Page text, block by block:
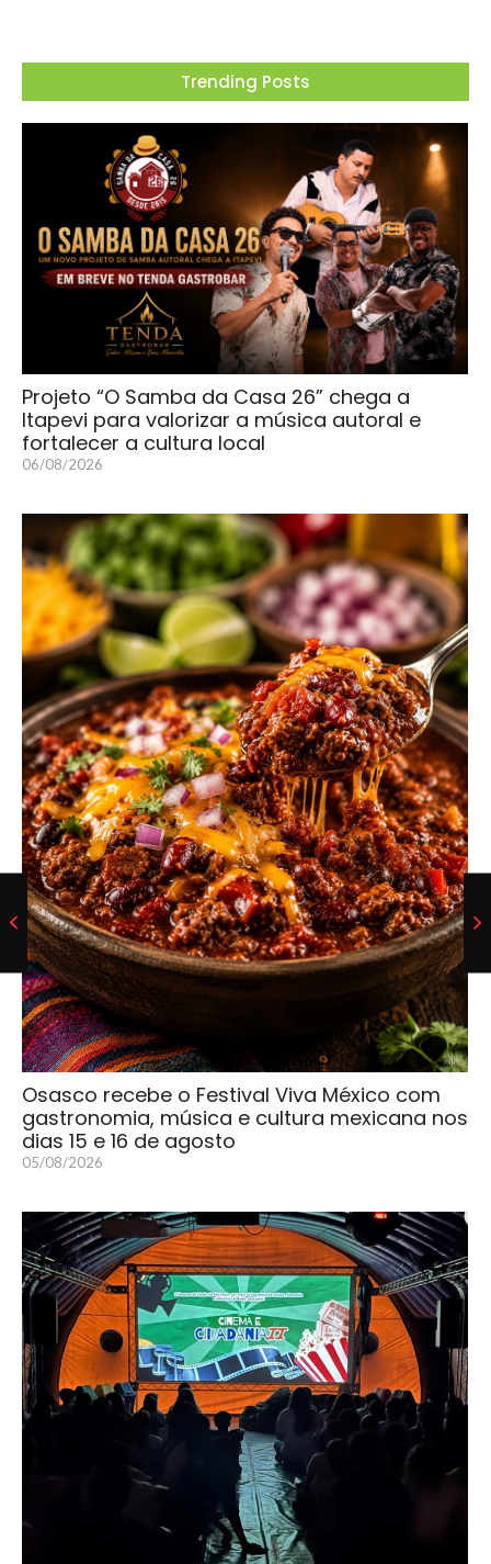
Trending Posts
Projeto “O Samba da Casa 26” chega a
Itapevi para valorizar a música autoral e
fortalecer a cultura local
06/08/2026
Osasco recebe o Festival Viva México com
gastronomia, música e cultura mexicana nos
dias 15 e 16 de agosto
05/08/2026